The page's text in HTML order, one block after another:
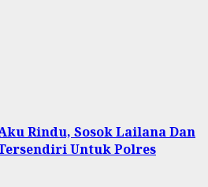
Rindu, Sosok Lailana Dan
Untuk Polres